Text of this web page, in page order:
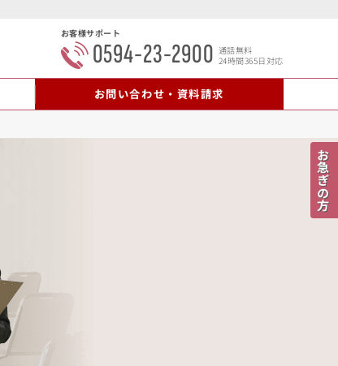
お客様サポート
0594-23-2900 通話無料
24時間365日対応
お問い合わせ・資料請求
お急ぎの方